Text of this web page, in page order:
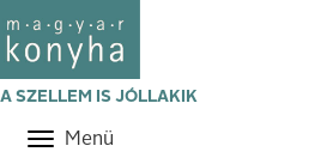
SZELLEM IS JÓLLAKIK
Toggle
Menü